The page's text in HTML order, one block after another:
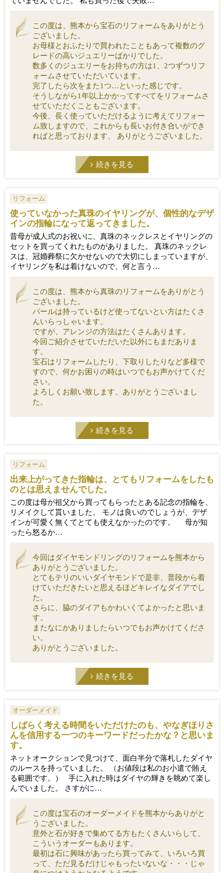
この度は、熊本から宝石のリフォームをありがとう
ございました。
お母様とおふたりで買われたこともあって複数のグ
レードの高いジュエリーばかりでした。
数多くのジュエリーをお持ちの方は1、2つずつリフ
ォームさせていただいています。
完了したら次をまた1つ…といった感じです。
そうしながら1年以上かかってすべてをリフォームさ
せていただくこともございます。
今後、長く使っていただけるように考えてリフォー
ム致しますので、これからも長いお付き合いができ
ればと思っております、 ありがとうございました。
続きを見る
リフォーム
使っていなかった真珠のイヤリングが、個性的なデザ
インの指輪になって返ってきました。
昔母が成人式のお祝いに、真珠のネックレスとイヤリングの
セットを買ってくれたものがありました。 真珠のネックレ
スは、冠婚葬祭に欠かせないので大切にしまっていますが、
イヤリングを私は着けないので、何と言う…
この度は、熊本から真珠のリフォームをありがとう
ございました。
パールは持っているけど使ってないとい方はたくさ
んいらっしゃいます。
ですが、アレンジの方法はたくさんあります。
今回ご紹介させていただいた以外にもまだありま
す。
宝石はリフォームしたり、下取りしたりなど多様で
すので、何かお困りの時はいつでもお声かけてくだ
さい。
よろしくお願い致します、ありがとうございまし
た。
続きを見る
リフォーム
出来上がってきた指輪は、とてもリフォームをしたも
のとは思えませんでした。
この度は母が祖父から買ってもらったとある記念の指輪を、
リメイクして貰いました。 モノは良いのでしょうが、デザ
インが可愛く無くてとても使えなかったのです。 母が知
ったら怒るか…
今回はダイヤモンドリングのリフォームを熊本から
ありがとうございました。
とてもテリのいいダイヤモンドで是非、普段から着
けていただきたいと思えるほどキレイなダイアでし
た。
さらに、脇のダイアもかわいくてよかったと思いま
す。
またなにかありましたらいつでもお声かけてくださ
い。
ありがとうございました。
続きを見る
オーダーメイド
しばらく考える時間をいただけたのも、やなぎほりさ
んを信用する一つのキーワードだったかな？と思いま
す。
ネットオークションで見つけて、面白半分で落札したダイヤ
のルースを持っていました。 （お値段は私のお小遣で賄え
る範囲です。） 手に入れた時はダイヤの輝きを眺めて楽し
んでいました。 さすがに…
この度は宝石のオーダーメイドを熊本からありがと
うございました。
意外と石が好きで集めてる方もたくさんいらして、
こういうオーダーもあります。
最初は石に興味があったら買ってみて、いろいろ買
って、ただ見るだけじゃもったいないな・・・じゃ